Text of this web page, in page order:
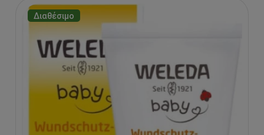
Διαθέσιμο